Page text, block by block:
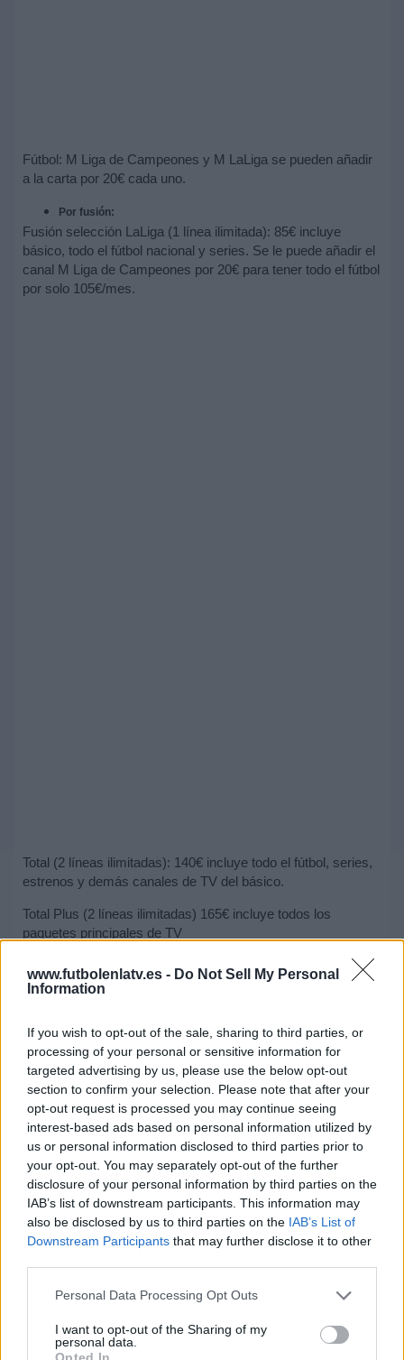
www.futbolenlatv.es - Do Not Sell My Personal
Information
If you wish to opt-out of the sale, sharing to third parties, or
processing of your personal or sensitive information for
targeted advertising by us, please use the below opt-out
section to confirm your selection. Please note that after your
opt-out request is processed you may continue seeing
interest-based ads based on personal information utilized by
us or personal information disclosed to third parties prior to
your opt-out. You may separately opt-out of the further
disclosure of your personal information by third parties on the
IAB’s list of downstream participants. This information may
also be disclosed by us to third parties on the IAB’s List of
Downstream Participants that may further disclose it to other
Personal Data Processing Opt Outs
I want to opt-out of the Sharing of my
personal data.
Opted In
Fútbol: M Liga de Campeones y M LaLiga se pueden añadir
a la carta por 20€ cada uno.
Por fusión:
Fusión selección LaLiga (1 línea ilimitada): 85€ incluye
básico, todo el fútbol nacional y series. Se le puede añadir el
canal M Liga de Campeones por 20€ para tener todo el fútbol
por solo 105€/mes.
Total (2 líneas ilimitadas): 140€ incluye todo el fútbol, series,
estrenos y demás canales de TV del básico.
Total Plus (2 líneas ilimitadas) 165€ incluye todos los
paquetes principales de TV